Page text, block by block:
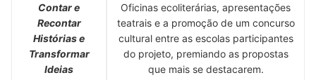
Contar e
Recontar
Histórias e
Transformar
Ideias
Oficinas ecoliterárias, apresentações
teatrais e a promoção de um concurso
cultural entre as escolas participantes
do projeto, premiando as propostas
que mais se destacarem.